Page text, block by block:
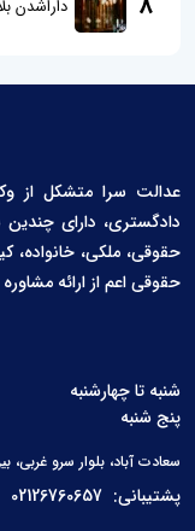
داراشدن
عدالت سرا متشکل از
دادگستری، دارای چندین
حقوقی، ملکی، خانواده،
حقوقی اعم از ارائه
شنبه تا چهارشنبه
پنج شنبه
سعادت آباد، بلوار سرو غربی، بین
پشتیبانی: 02126760657